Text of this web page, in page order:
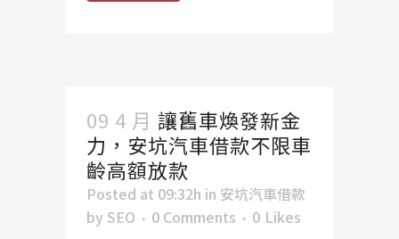
09 4 月 讓舊車煥發新金
力，安坑汽車借款不限車
齡高額放款
Posted at 09:32h in 安坑汽車借款
by SEO 0 Comments 0 Likes